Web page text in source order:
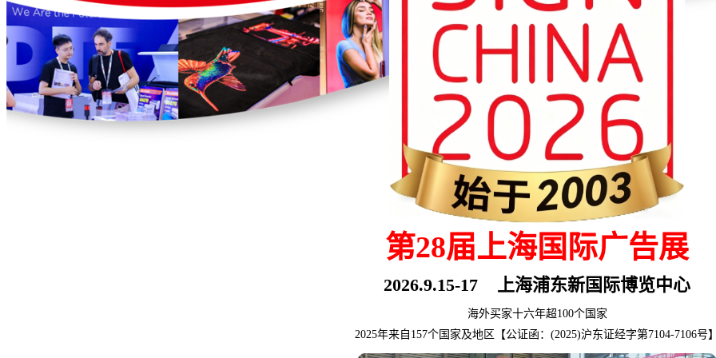
第28届上海国际广告展
2026.9.15-17 上海浦东新国际博览中心
海外买家十六年超100个国家
2025年来自157个国家及地区【公证函：(2025)沪东证经字第7104-7106号